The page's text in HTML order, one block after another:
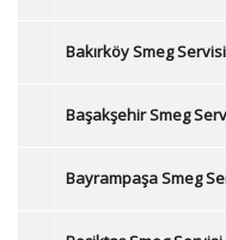
Bakırköy Smeg Servisi
Başakşehir Smeg
Bayrampaşa Smeg